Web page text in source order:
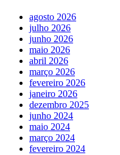
agosto 2026
julho 2026
junho 2026
maio 2026
abril 2026
março 2026
fevereiro 2026
janeiro 2026
dezembro 2025
junho 2024
maio 2024
março 2024
fevereiro 2024